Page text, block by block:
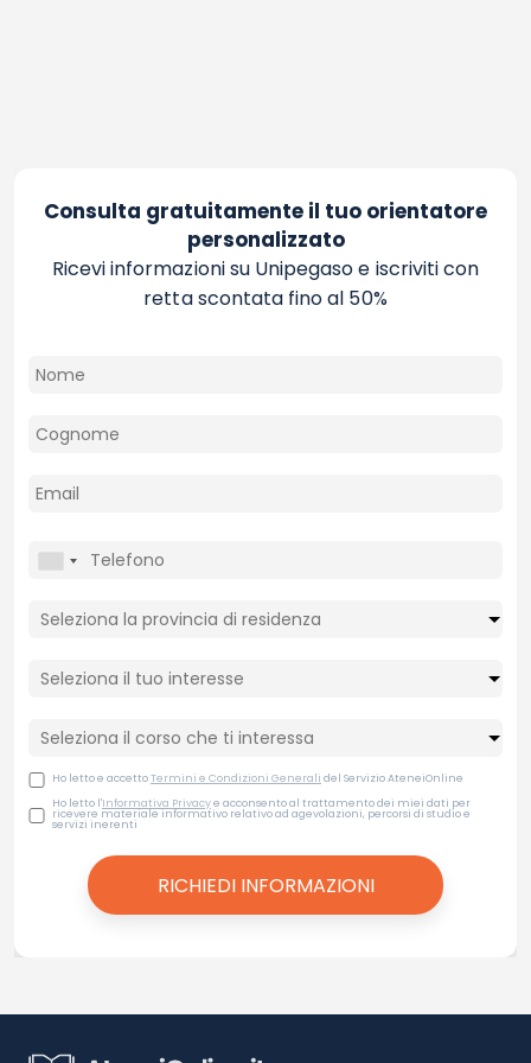
Consulta gratuitamente il tuo orientatore
personalizzato
Ricevi informazioni su Unipegaso e iscriviti con
retta scontata fino al 50%
Ho letto e accettoTermini e Condizioni Generali del Servizio AteneiOnline
Ho letto l'Informativa Privacye acconsento al trattamento dei miei dati per
ricevere materiale informativo relativo ad agevolazioni, percorsi di studio e
servizi inerenti